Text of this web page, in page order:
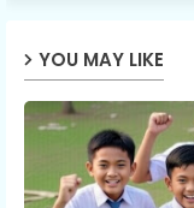
YOU MAY LIKE